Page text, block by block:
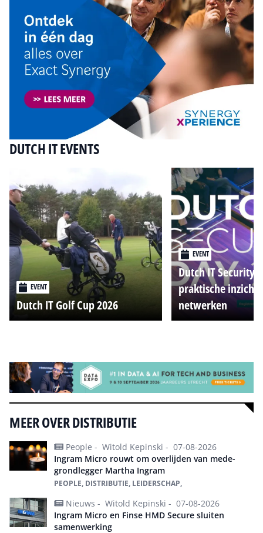
DUTCH IT EVENTS
EVENT
Dutch IT Golf Cup 2026
EVENT
Dutch IT Security
praktische
netwerken
MEER OVER DISTRIBUTIE
People - Witold Kepinski - 07-08-2026
Ingram Micro rouwt om overlijden van mede-
grondlegger Martha Ingram
PEOPLE, DISTRIBUTIE, LEIDERSCHAP,
Nieuws - Witold Kepinski - 07-08-2026
Ingram Micro en Finse HMD Secure sluiten
samenwerking